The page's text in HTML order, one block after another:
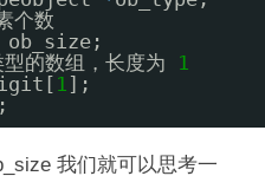
个数
ob_size;
的数组，长度为 1
1 ];
我们就可以思考一